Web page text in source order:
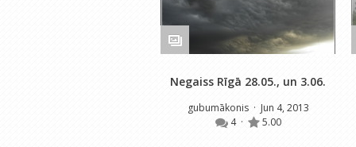
Negaiss Rīgā 28.05., un 3.06.
gubumākonis · Jun 4, 2013
4 · 5.00